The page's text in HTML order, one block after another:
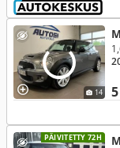
14
PÄIVITETTY 72H